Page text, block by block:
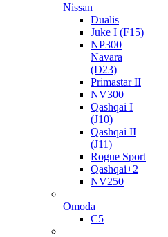
Nissan
Dualis
Juke I (F15)
NP300
Navara
(D23)
Primastar II
NV300
Qashqai I
(J10)
Qashqai II
(J11)
Rogue Sport
Qashqai+2
NV250
Omoda
C5